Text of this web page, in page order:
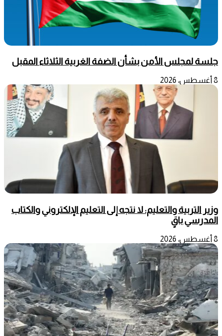
جلسة لمجلس الأمن بشأن الضفة الغربية الثلاثاء المقبل
8 أغسطس، 2026
وزير التربية والتعليم: لا نتجه إلى التعليم الإلكتروني والكتاب
المدرسي باقٍ
8 أغسطس، 2026